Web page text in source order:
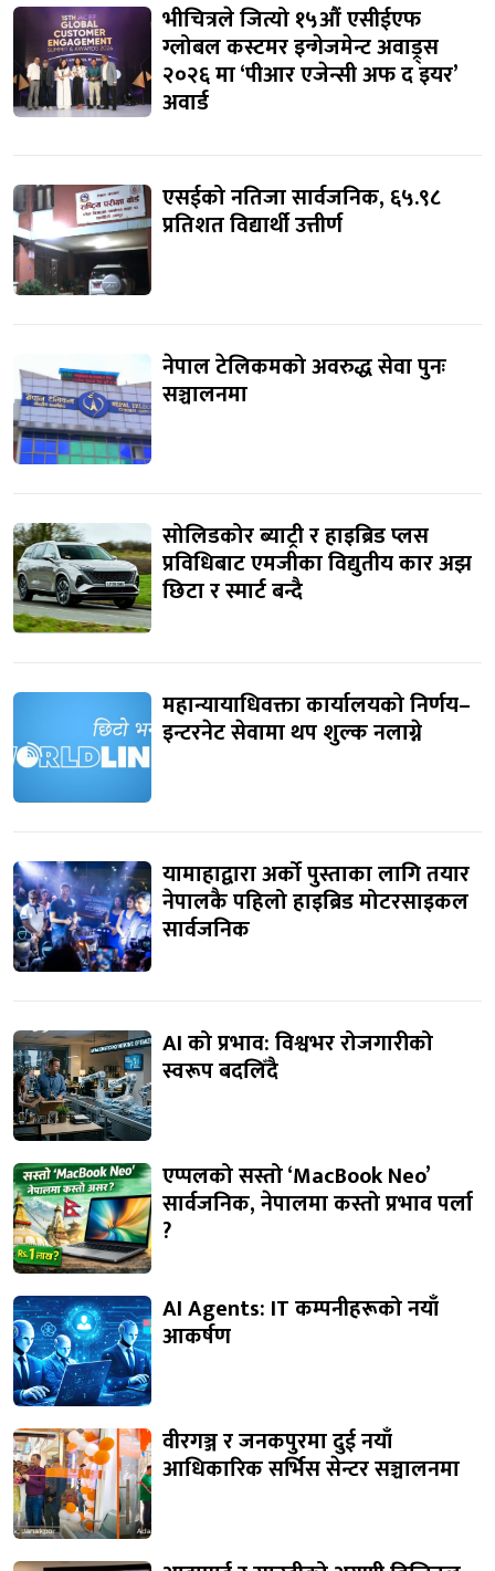
भीचित्रले जित्यो १५औं एसीईएफ
ग्लोबल कस्टमर इन्गेजमेन्ट अवाड्र्स
२०२६ मा ‘पीआर एजेन्सी अफ द इयर’
अवार्ड
एसईको नतिजा सार्वजनिक, ६५.९८
प्रतिशत विद्यार्थी उत्तीर्ण
नेपाल टेलिकमको अवरुद्ध सेवा पुनः
सञ्चालनमा
सोलिडकोर ब्याट्री र हाइब्रिड प्लस
प्रविधिबाट एमजीका विद्युतीय कार अझ
छिटा र स्मार्ट बन्दै
महान्यायाधिवक्ता कार्यालयको निर्णय–
इन्टरनेट सेवामा थप शुल्क नलाग्ने
यामाहाद्वारा अर्को पुस्ताका लागि तयार
नेपालकै पहिलो हाइब्रिड मोटरसाइकल
सार्वजनिक
AI को प्रभाव: विश्वभर रोजगारीको
स्वरूप बदलिँदै
एप्पलको सस्तो ‘MacBook Neo’
सार्वजनिक, नेपालमा कस्तो प्रभाव पर्ला
?
AI Agents: IT कम्पनीहरूको नयाँ
आकर्षण
वीरगञ्ज र जनकपुरमा दुई नयाँ
आधिकारिक सर्भिस सेन्टर सञ्चालनमा